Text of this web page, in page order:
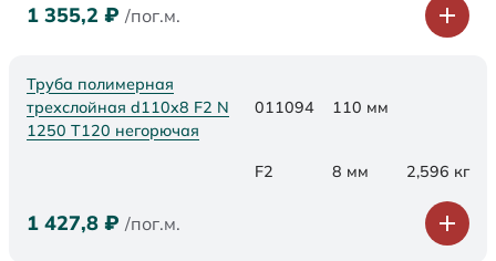
1 355,2 ₽ /пог.м.
Труба полимерная
трехслойная d110x8 F2 N
1250 Т120 негорючая
011094 110 мм
F2 8 мм 2,596 кг
1 427,8 ₽ /пог.м.